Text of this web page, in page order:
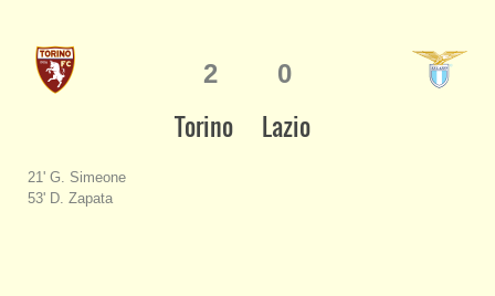
2
Torino
21' G. Simeone
53' D. Zapata
0
Lazio